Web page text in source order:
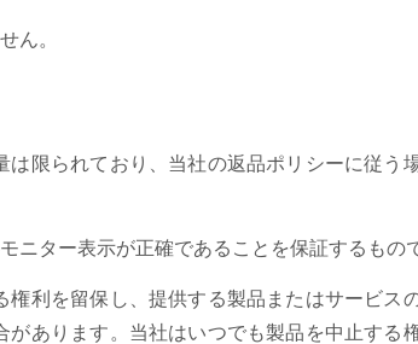
ん。
限られており、当社の返品ポリシーに従う
ター表示が正確であることを保証するもの
利を留保し、提供する製品またはサービス
あります。当社はいつでも製品を中止する